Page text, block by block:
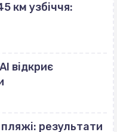
км узбіччя:
відкриє
результати